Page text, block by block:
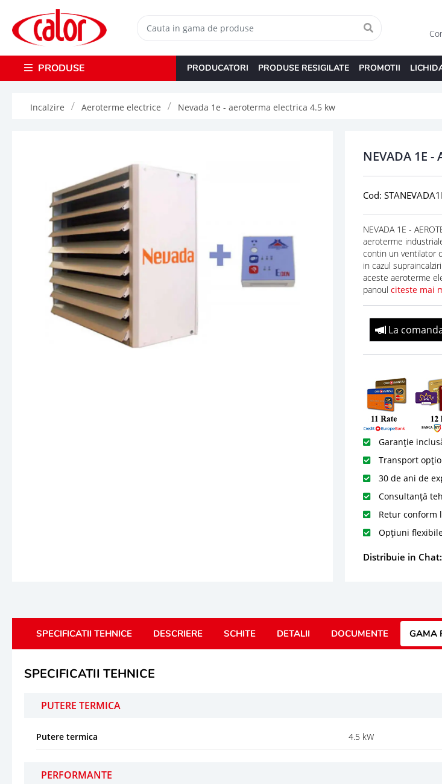
PRODUSE PRODUCATORI PRODUSE RESIGILATE PROMOTII
Incalzire Aeroterme electrice Nevada 1e - aeroterma electrica 4.5 kw
NEVADA 1E -
Cod:
NEVADA 1E -
aeroterme
contin un ventilator
in cazul
aceste aeroterme
panoul citeste mai
La
Garanție
Transport
30 de ani de
Consultanță
Retur conform
Opțiuni
Distribuie in Chat:
SPECIFICATII TEHNICE DESCRIERE SCHITE DETALII DOCUMENTE GAMA
SPECIFICATII TEHNICE
PUTERE TERMICA
Putere termica 4.5 kW
PERFORMANTE